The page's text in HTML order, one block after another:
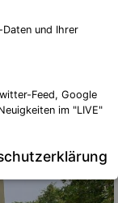
& Übungen
und Ihrer
Feed, Google
im "LIVE"